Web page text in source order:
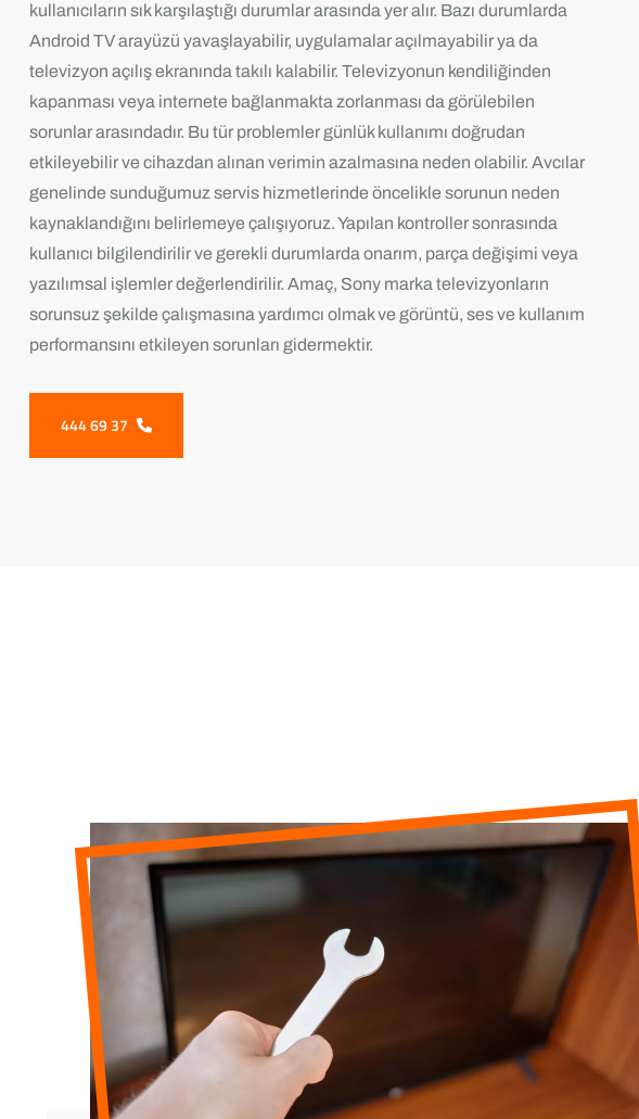
kullanıcıların sık karşılaştığı durumlar arasında yer alır. Bazı durumlarda
Android TV arayüzü yavaşlayabilir, uygulamalar açılmayabilir ya da
televizyon açılış ekranında takılı kalabilir. Televizyonun kendiliğinden
kapanması veya internete bağlanmakta zorlanması da görülebilen
sorunlar arasındadır. Bu tür problemler günlük kullanımı doğrudan
etkileyebilir ve cihazdan alınan verimin azalmasına neden olabilir. Avcılar
genelinde sunduğumuz servis hizmetlerinde öncelikle sorunun neden
kaynaklandığını belirlemeye çalışıyoruz. Yapılan kontroller sonrasında
kullanıcı bilgilendirilir ve gerekli durumlarda onarım, parça değişimi veya
yazılımsal işlemler değerlendirilir. Amaç, Sony marka televizyonların
sorunsuz şekilde çalışmasına yardımcı olmak ve görüntü, ses ve kullanım
performansını etkileyen sorunları gidermektir.
444 69 37